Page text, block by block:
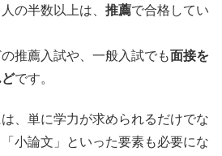
の半数以上は、 推薦で合格してい
推薦入試や、一般入試でも面接を
です。
、単に学力が求められるだけでな
小論文」といった要素も必要にな